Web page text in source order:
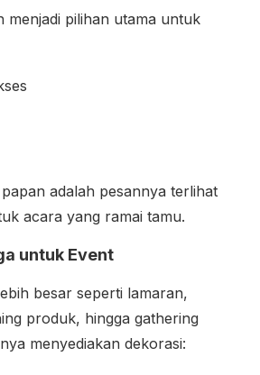
menjadi pilihan utama untuk
adalah pesannya terlihat
acara yang ramai tamu.
untuk Event
besar seperti lamaran,
produk, hingga gathering
menyediakan dekorasi: